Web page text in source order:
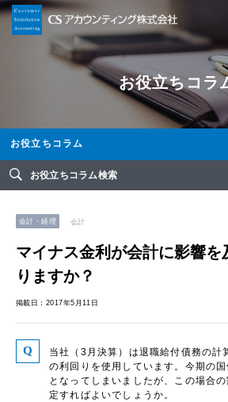
お役立ちコラ
お役立ちコラム
お役立ちコラム検索
会計・経理 会計
マイナス金利が会計に影響を
りますか？
掲載日：2017年5月11日
当社（3月決算）は退職給付債務の計
の利回りを使用しています。今期の
となってしまいましたが、この場合
定すればよいでしょうか。